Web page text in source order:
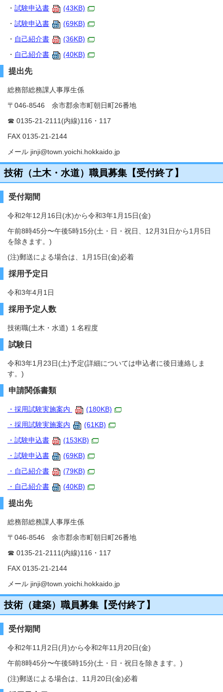
・ 試験申込書
(43KB)
・ 試験申込書
(69KB)
・ 自己紹介書
(36KB)
・ 自己紹介書 (40KB)
提出先
総務部総務課人事厚生係
〒046-8546 余市郡余市町朝日町26番地
☎ 0135-21-2111(内線)116・117
FAX 0135-21-2144
メール jinji@town.yoichi.hokkaido.jp
技術（土木・水道）職員募集【受付終了】
受付期間
令和2年12月16日(水)から令和3年1月15日(金)
午前8時45分〜午後5時15分(土・日・祝日、12月31日から1月5日
を除きます。)
(注)郵送による場合は、1月15日(金)必着
採用予定日
令和3年4月1日
採用予定人数
技術職(土木・水道) １名程度
試験日
令和3年1月23日(土)予定(詳細については申込者に後日連絡しま
す。)
申請関係書類
・採用試験実施案内
(180KB)
・採用試験実施案内
(61KB)
・試験申込書
(153KB)
・試験申込書
(69KB)
・自己紹介書
(79KB)
・自己紹介書
(40KB)
提出先
総務部総務課人事厚生係
〒046-8546 余市郡余市町朝日町26番地
☎ 0135-21-2111(内線)116・117
FAX 0135-21-2144
メール jinji@town.yoichi.hokkaido.jp
技術（建築）職員募集【受付終了】
受付期間
令和2年11月2日(月)から令和2年11月20日(金)
午前8時45分〜午後5時15分(土・日・祝日を除きます。)
(注)郵送による場合は、11月20日(金)必着